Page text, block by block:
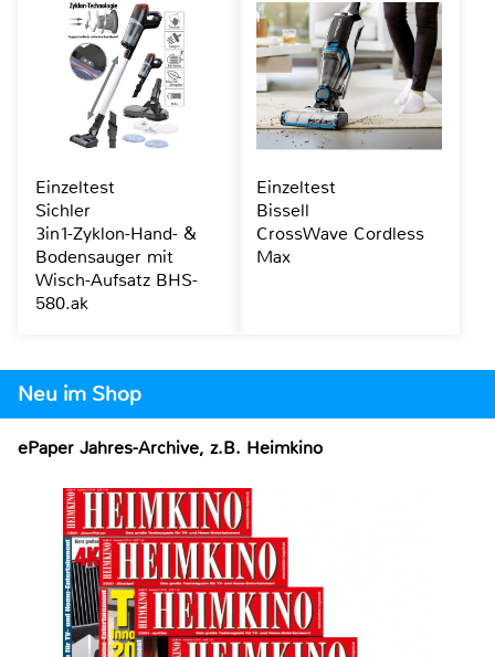
Neu im Shop
ePaper Jahres-Archive, z.B. Heimkino
Einzeltest
Sichler
3in1-Zyklon-Hand- &
Bodensauger mit
Wisch-Aufsatz BHS-
580.ak
Einzeltest
Bissell
CrossWave Cordless
Max